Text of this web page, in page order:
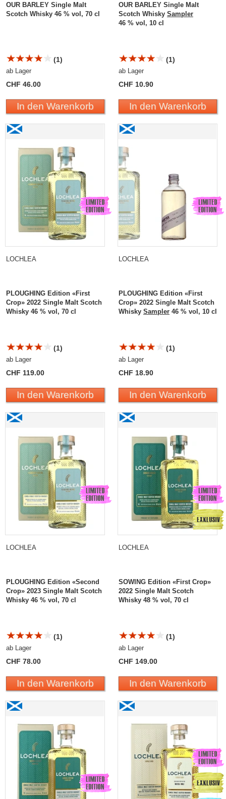
OUR BARLEY Single Malt
Scotch Whisky 46 % vol, 70 cl
(1)
ab Lager
CHF 46.00
In den Warenkorb
OUR BARLEY Single Malt
Scotch Whisky Sampler
46 % vol, 10 cl
(1)
ab Lager
CHF 10.90
In den Warenkorb
Lochlea PLOUGHING Edition «First Crop» 2022
LOCHLEA
PLOUGHING Edition «First
Crop» 2022 Single Malt Scotch
Whisky 46 % vol, 70 cl
(1)
ab Lager
CHF 119.00
In den Warenkorb
Lochlea PLOUGHING
Single Malt Scotch Whisky
Sampler
LOCHLEA
PLOUGHING Edition «First
Crop» 2022 Single Malt Scotch
Whisky Sampler 46 % vol, 10 cl
(1)
ab Lager
CHF 18.90
In den Warenkorb
Lochlea PLOUGHING Edition «Second Crop» 2023
LOCHLEA
PLOUGHING Edition «Second
Crop» 2023 Single Malt Scotch
Whisky 46 % vol, 70 cl
(1)
ab Lager
CHF 78.00
In den Warenkorb
Lochlea SOWING Edition
Malt Scotch Whisky
LOCHLEA
SOWING Edition «First Crop»
2022 Single Malt Scotch
Whisky 48 % vol, 70 cl
(1)
ab Lager
CHF 149.00
In den Warenkorb
Lochlea SOWING Edition «Second Crop» 2023 Single
Lochlea Cask Strength
Malt» 2019/2023 Cask